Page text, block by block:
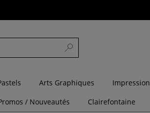
Arts Graphiques Impression
/ Nouveautés Clairefontaine